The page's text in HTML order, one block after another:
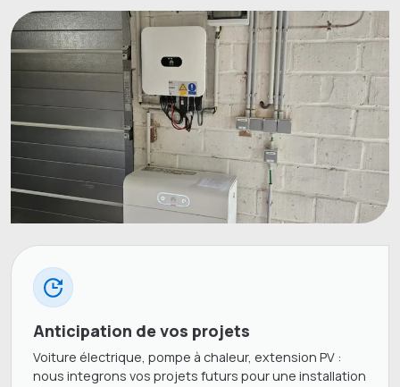
Anticipation de vos projets
Voiture électrique, pompe à chaleur, extension PV :
nous integrons vos projets futurs pour une installation